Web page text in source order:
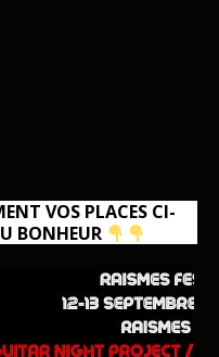
VOS PLACES CI-
BONHEUR